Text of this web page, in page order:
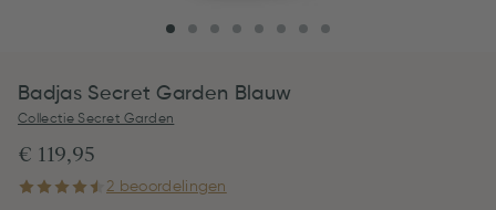
Badjas Secret Garden Blauw
Collectie Secret Garden
€ 119,95
2 beoordelingen